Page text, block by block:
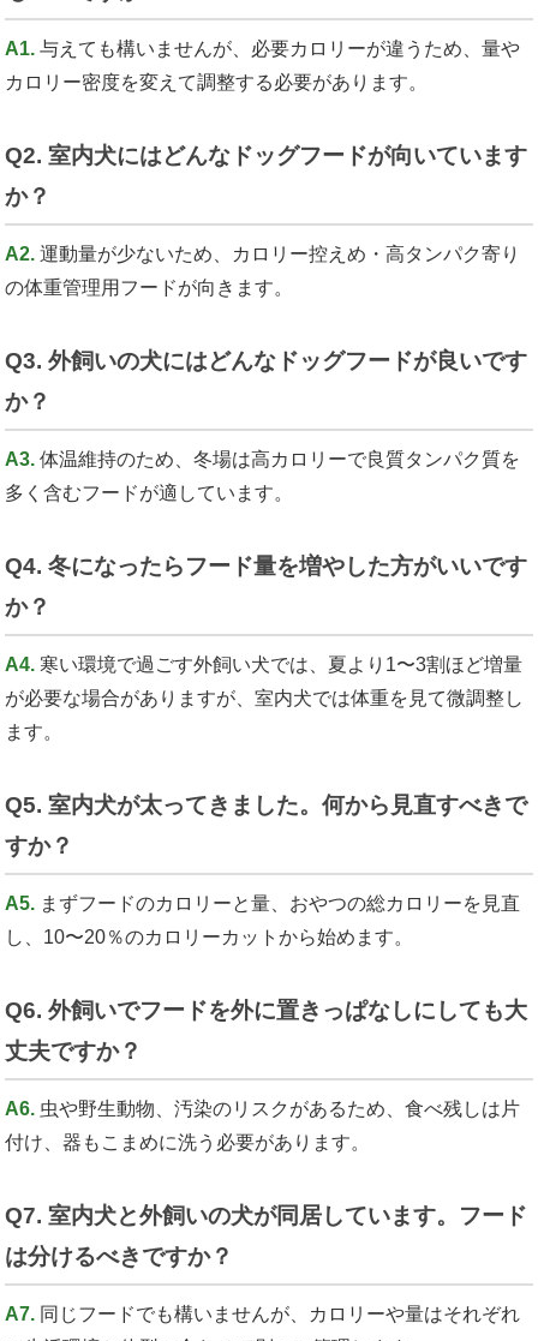
A1. 与えても構いませんが、必要カロリーが違うため、量や
カロリー密度を変えて調整する必要があります。
Q2. 室内犬にはどんなドッグフードが向いています
か？
A2. 運動量が少ないため、カロリー控えめ・高タンパク寄り
の体重管理用フードが向きます。
Q3. 外飼いの犬にはどんなドッグフードが良いです
か？
A3. 体温維持のため、冬場は高カロリーで良質タンパク質を
多く含むフードが適しています。
Q4. 冬になったらフード量を増やした方がいいです
か？
A4. 寒い環境で過ごす外飼い犬では、夏より1〜3割ほど増量
が必要な場合がありますが、室内犬では体重を見て微調整し
ます。
Q5. 室内犬が太ってきました。何から見直すべきで
すか？
A5. まずフードのカロリーと量、おやつの総カロリーを見直
し、10〜20％のカロリーカットから始めます。
Q6. 外飼いでフードを外に置きっぱなしにしても大
丈夫ですか？
A6. 虫や野生動物、汚染のリスクがあるため、食べ残しは片
付け、器もこまめに洗う必要があります。
Q7. 室内犬と外飼いの犬が同居しています。フード
は分けるべきですか？
A7. 同じフードでも構いませんが、カロリーや量はそれぞれ